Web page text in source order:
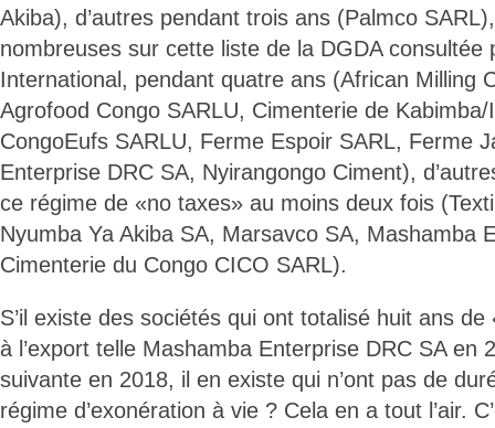
Akiba), d’autres pendant trois ans (Palmco
nombreuses sur cette liste de la DGDA consultée
International, pendant quatre ans (African Milling
Agrofood Congo SARLU, Cimenterie de
CongoEufs SARLU, Ferme Espoir SARL, Ferme
Enterprise DRC SA, Nyirangongo Ciment),
ce régime de «no taxes» au moins deux fois
Nyumba Ya Akiba SA, Marsavco SA, Mashamba
Cimenterie du Congo CICO SARL).
S’il existe des sociétés qui ont totalisé huit ans de
à l’export telle Mashamba Enterprise DRC SA en
suivante en 2018, il en existe qui n’ont pas de
régime d’exonération à vie ? Cela en a tout l’air.